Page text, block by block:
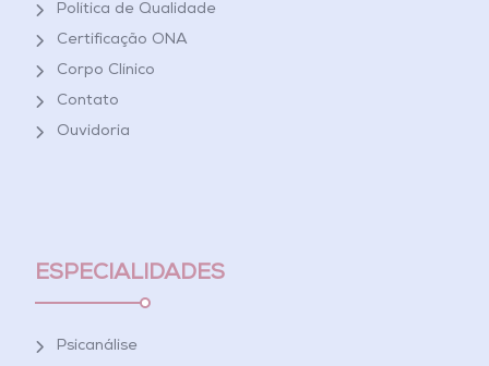
Política de Qualidade
Certificação ONA
Corpo Clínico
Contato
Ouvidoria
ESPECIALIDADES
Psicanálise